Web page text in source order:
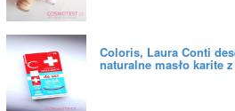
Coloris, Laura Conti
naturalne masło karite